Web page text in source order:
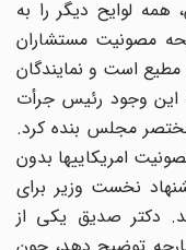
لوایح دیگر را به
مصونیت مستشاران
است و نمایندگان
وجود رئیس جرأت
مجلس بنده کرد.
امریکاییها بدون
نخست وزیر برای
دکتر صدیق یکی از